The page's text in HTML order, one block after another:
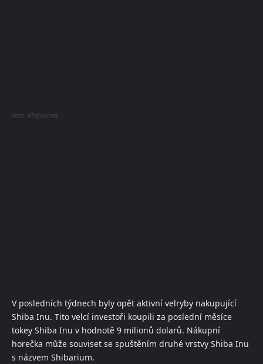
Foto: Midjourney
V posledních týdnech byly opět aktivní velryby nakupující
Shiba Inu. Tito velcí investoři koupili za poslední měsíce
tokey Shiba Inu v hodnotě 9 milionů dolarů. Nákupní
horečka může souviset se spuštěním druhé vrstvy Shiba Inu
s názvem Shibarium.